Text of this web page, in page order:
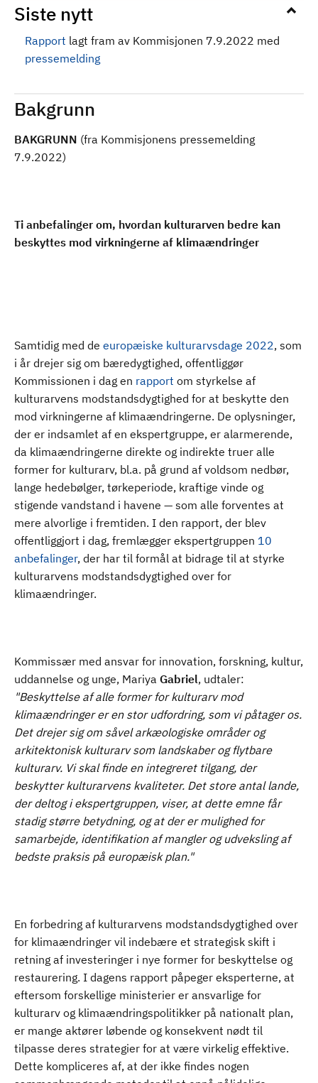
Siste nytt
Rapport lagt fram av Kommisjonen 7.9.2022 med
pressemelding
Bakgrunn
BAKGRUNN (fra Kommisjonens pressemelding
7.9.2022)
Ti anbefalinger om, hvordan kulturarven bedre kan
beskyttes mod virkningerne af klimaændringer
Samtidig med de europæiske kulturarvsdage 2022, som
i år drejer sig om bæredygtighed, offentliggør
Kommissionen i dag en rapport om styrkelse af
kulturarvens modstandsdygtighed for at beskytte den
mod virkningerne af klimaændringerne. De oplysninger,
der er indsamlet af en ekspertgruppe, er alarmerende,
da klimaændringerne direkte og indirekte truer alle
former for kulturarv, bl.a. på grund af voldsom nedbør,
lange hedebølger, tørkeperiode, kraftige vinde og
stigende vandstand i havene — som alle forventes at
mere alvorlige i fremtiden. I den rapport, der blev
offentliggjort i dag, fremlægger ekspertgruppen 10
anbefalinger, der har til formål at bidrage til at styrke
kulturarvens modstandsdygtighed over for
klimaændringer.
Kommissær med ansvar for innovation, forskning, kultur,
uddannelse og unge, Mariya Gabriel, udtaler:
"Beskyttelse af alle former for kulturarv mod
klimaændringer er en stor udfordring, som vi påtager os.
Det drejer sig om såvel arkæologiske områder og
arkitektonisk kulturarv som landskaber og flytbare
kulturarv. Vi skal finde en integreret tilgang, der
beskytter kulturarvens kvaliteter. Det store antal lande,
der deltog i ekspertgruppen, viser, at dette emne får
stadig større betydning, og at der er mulighed for
samarbejde, identifikation af mangler og udveksling af
bedste praksis på europæisk plan."
En forbedring af kulturarvens modstandsdygtighed over
for klimaændringer vil indebære et strategisk skift i
retning af investeringer i nye former for beskyttelse og
restaurering. I dagens rapport påpeger eksperterne, at
eftersom forskellige ministerier er ansvarlige for
kulturarv og klimaændringspolitikker på nationalt plan,
er mange aktører løbende og konsekvent nødt til
tilpasse deres strategier for at være virkelig effektive.
Dette kompliceres af, at der ikke findes nogen